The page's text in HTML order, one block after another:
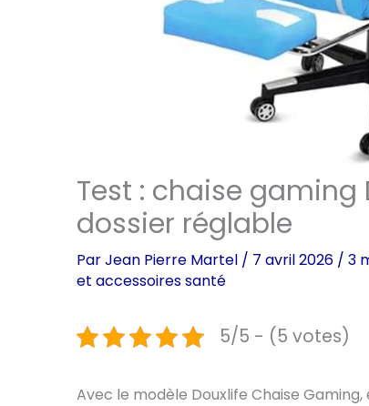
Test : chaise
dossier réglable
ParJean Pierre Martel / 7 avril 2026 / 3
et accessoires santé
5/5 - (5 votes)
Avec le modèle Douxlife Chaise